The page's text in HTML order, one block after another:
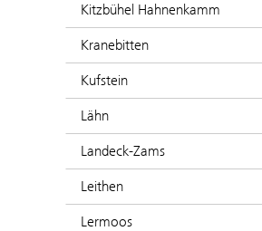
Kitzbühel Hahnenkamm
Kranebitten
Kufstein
Lähn
Landeck-Zams
Leithen
Lermoos